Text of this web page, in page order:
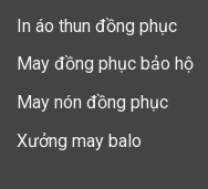
In áo thun đồng phục
May đồng phục bảo hộ
May nón đồng phục
Xưởng may balo